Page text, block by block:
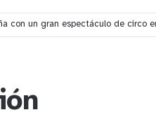
con un gran espectáculo de circo